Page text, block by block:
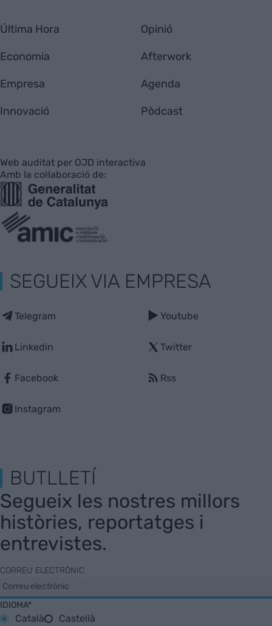
Última Hora
Economia
Empresa
Innovació
Opinió
Afterwork
Agenda
Pòdcast
Web auditat per OJD interactiva
Amb la col·laboració de:
SEGUEIX VIA EMPRESA
Telegram
Linkedin
Facebook
Instagram
Youtube
Twitter
Rss
BUTLLETÍ
Segueix les nostres millors
històries, reportatges i
entrevistes.
CORREU ELECTRÒNIC
IDIOMA*
Català Castellà